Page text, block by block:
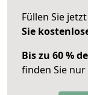
Füllen Sie
Sie
Bis zu 60 %
finden Sie nur